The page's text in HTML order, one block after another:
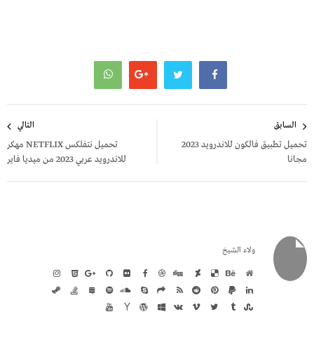
المقالات
السابق
تحميل تطبيق فالكون للاندرويد 2023
مجانا
التالي
تحميل نتفلكس NETFLIX مهكر
للاندرويد عربي 2023 من ميديا فاير
ولاء الشيخ